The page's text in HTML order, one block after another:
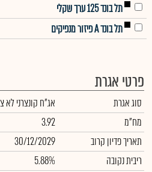
תל בונד 125 ערך שקלי
תל בונד A פיזור מנפיקים
פרטי אגרת
סוג אגרת
אג"ח קונצרני לא
מח"מ
3.92
תאריך פדיון קרוב
30/12/2029
ריבית נקובה
5.88%